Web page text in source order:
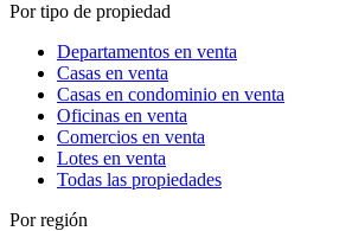
Por tipo de propiedad
Departamentos en venta
Casas en venta
Casas en condominio en venta
Oficinas en venta
Comercios en venta
Lotes en venta
Todas las propiedades
Por región